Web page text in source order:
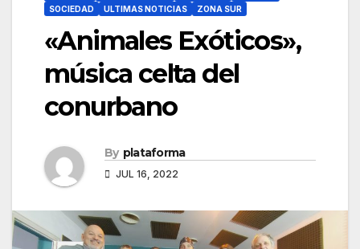
SOCIEDAD
ULTIMAS NOTICIAS ZONA SUR
«Animales Exóticos»,
música celta del
conurbano
By plataforma
JUL 16, 2022